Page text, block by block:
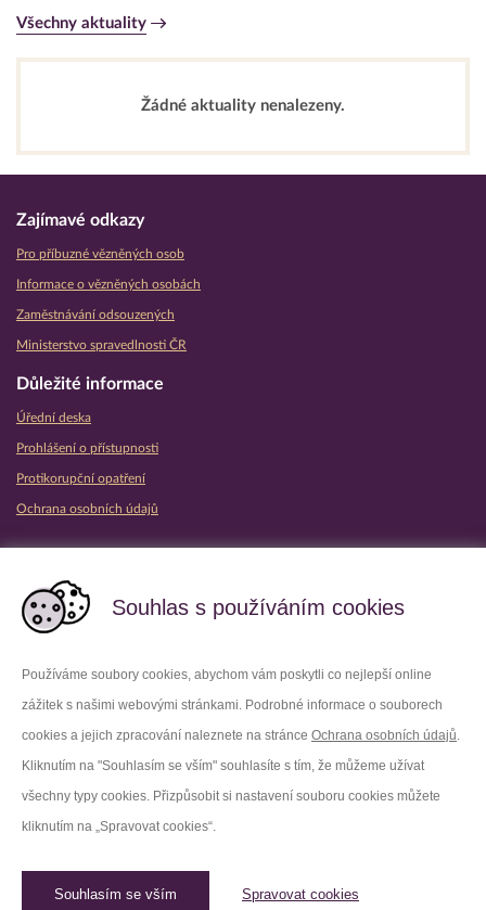
Souhlas s používáním cookies
Používáme soubory cookies, abychom vám poskytli co nejlepší online
zážitek s našimi webovými stránkami. Podrobné informace o souborech
cookies a jejich zpracování naleznete na stránce Ochrana osobních údajů.
Kliknutím na "Souhlasím se vším" souhlasíte s tím, že můžeme užívat
všechny typy cookies. Přizpůsobit si nastavení souboru cookies můžete
kliknutím na „Spravovat cookies“.
Souhlasím se vším Spravovat cookies
Všechny aktuality
Žádné aktuality nenalezeny.
Zajímavé odkazy
Pro příbuzné vězněných osob
Informace o vězněných osobách
Zaměstnávání odsouzených
Ministerstvo spravedlnosti ČR
Důležité informace
Úřední deska
Prohlášení o přístupnosti
Protikorupční opatření
Ochrana osobních údajů
Facebook Youtube
LinkedIn